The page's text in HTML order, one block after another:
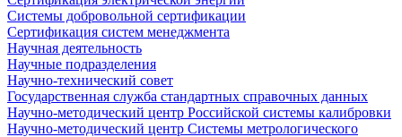
Системы добровольной сертификации
Сертификация систем менеджмента
Научная деятельность
Научные подразделения
Научно-технический совет
Государственная служба стандартных справочных данных
Научно-методический центр Российской системы калибровки
Научно-методический центр Системы метрологического